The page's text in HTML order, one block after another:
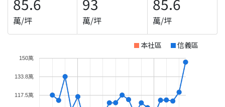
85.6
萬/坪
93
萬/坪
85.6
萬/坪
本社區 信義區
117.5萬
133.8萬
150萬